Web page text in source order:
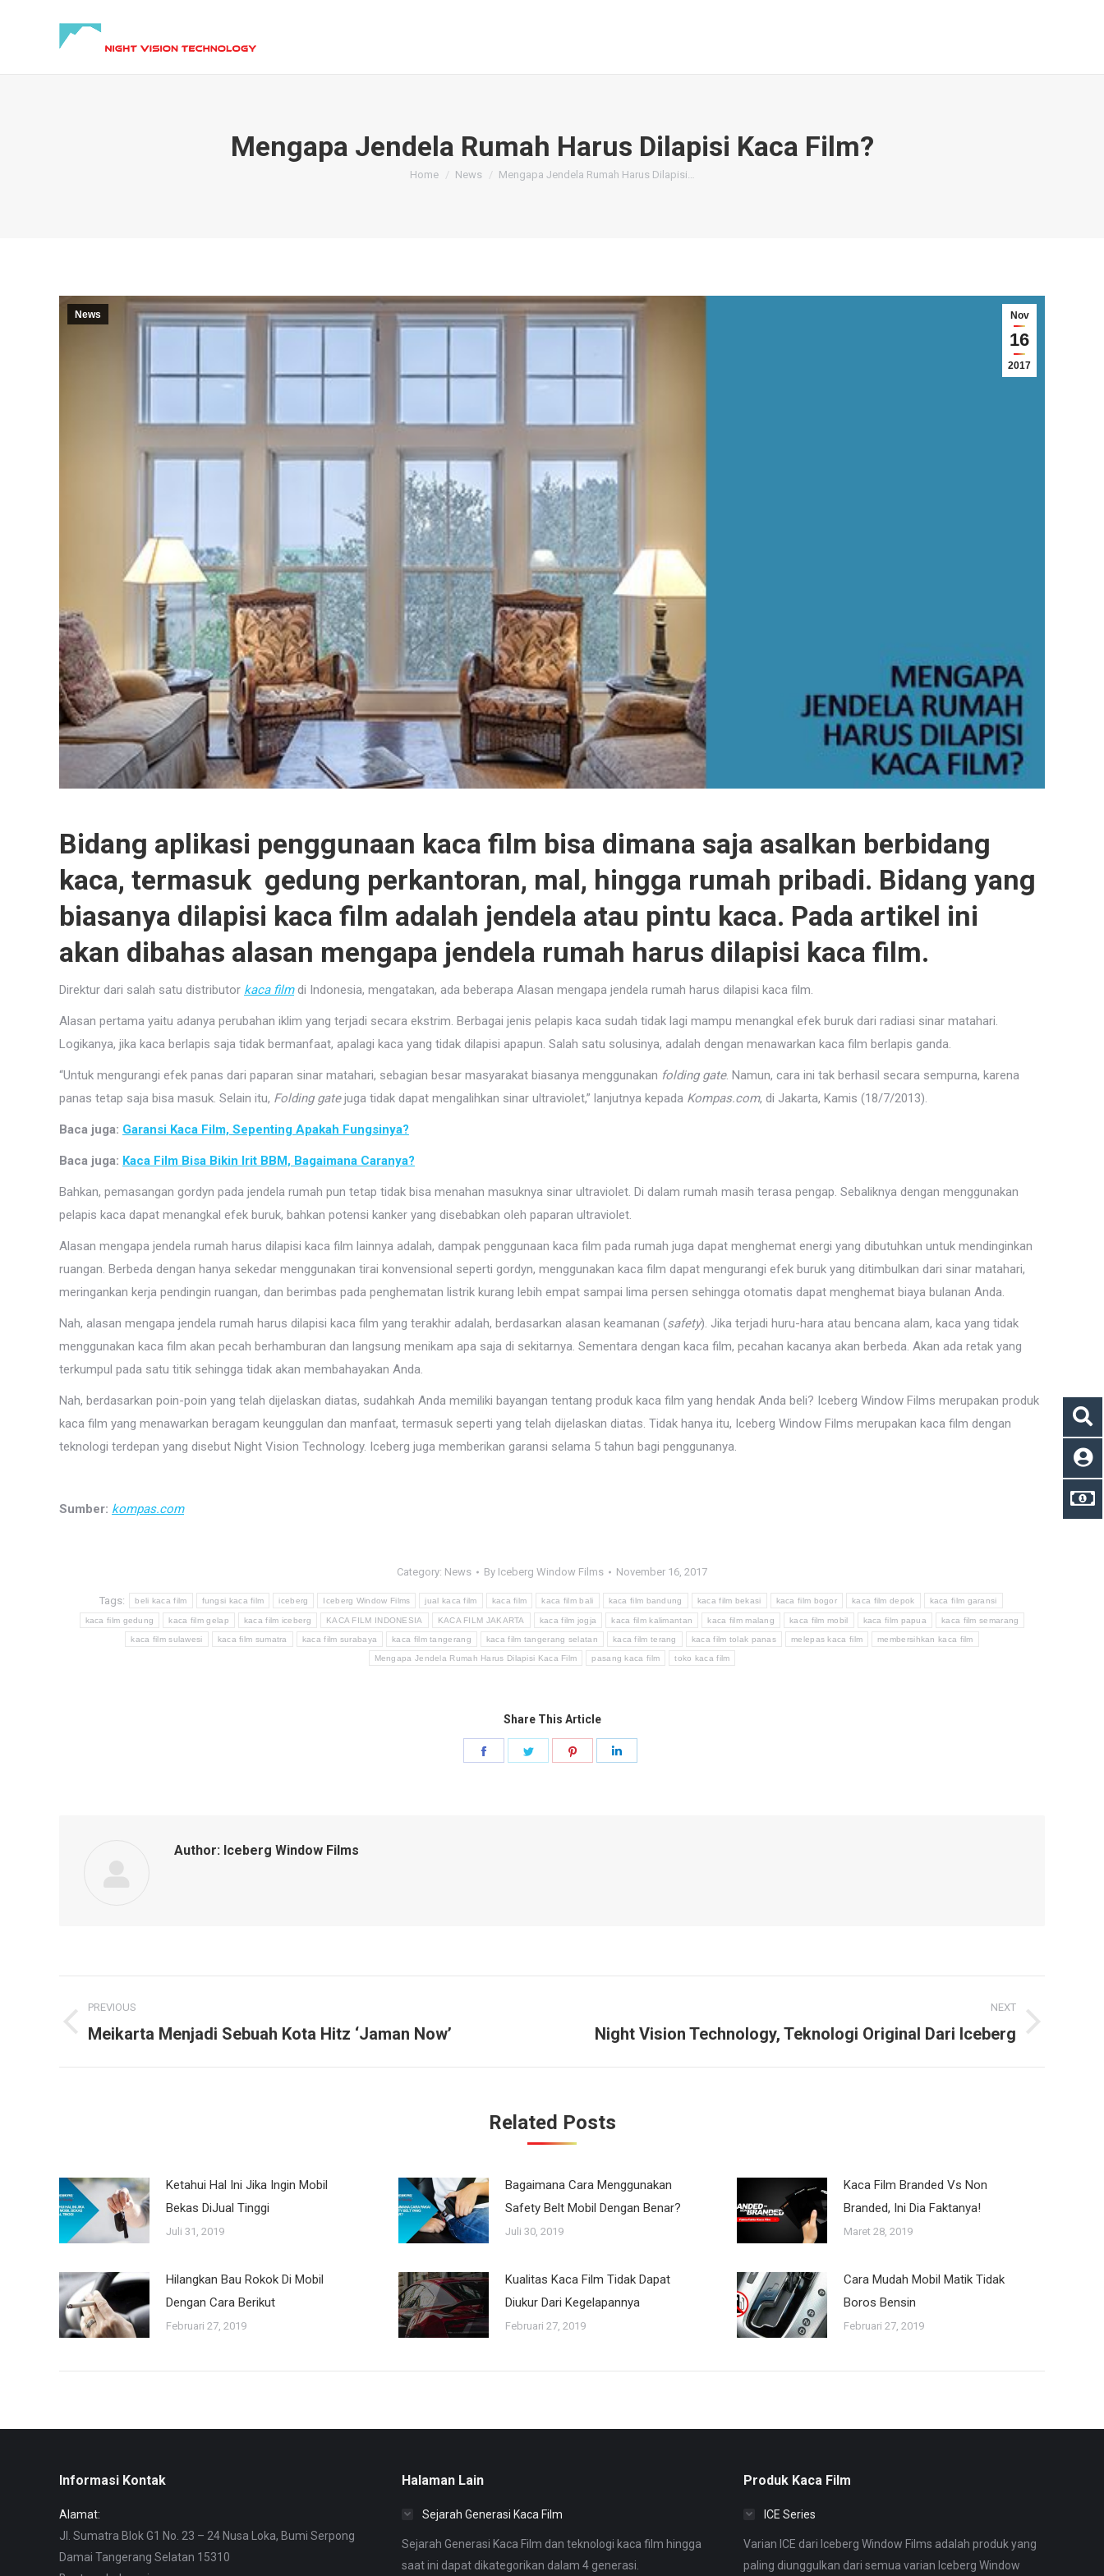
Mengapa Jendela Rumah Harus Dilapisi Kaca Film?
You are here:
Home News Mengapa Jendela Rumah Harus Dilapisi…
Nov
16
2017
News
Bidang aplikasi penggunaan kaca film bisa dimana saja asalkan berbidang
kaca, termasuk gedung perkantoran, mal, hingga rumah pribadi. Bidang yang
biasanya dilapisi kaca film adalah jendela atau pintu kaca. Pada artikel ini
akan dibahas alasan mengapa jendela rumah harus dilapisi kaca film.
Direktur dari salah satu distributor kaca filmdi Indonesia, mengatakan, ada beberapa Alasan mengapa jendela rumah harus dilapisi kaca film.
Alasan pertama yaitu adanya perubahan iklim yang terjadi secara ekstrim. Berbagai jenis pelapis kaca sudah tidak lagi mampu menangkal efek buruk dari radiasi sinar matahari.
Logikanya, jika kaca berlapis saja tidak bermanfaat, apalagi kaca yang tidak dilapisi apapun. Salah satu solusinya, adalah dengan menawarkan kaca film berlapis ganda.
“Untuk mengurangi efek panas dari paparan sinar matahari, sebagian besar masyarakat biasanya menggunakan folding gate. Namun, cara ini tak berhasil secara sempurna, karena
panas tetap saja bisa masuk. Selain itu, Folding gatejuga tidak dapat mengalihkan sinar ultraviolet,” lanjutnya kepada Kompas.com, di Jakarta, Kamis (18/7/2013).
Baca juga: Garansi Kaca Film, Sepenting Apakah Fungsinya?
Baca juga: Kaca Film Bisa Bikin Irit BBM, Bagaimana Caranya?
Bahkan, pemasangan gordyn pada jendela rumah pun tetap tidak bisa menahan masuknya sinar ultraviolet. Di dalam rumah masih terasa pengap. Sebaliknya dengan menggunakan
pelapis kaca dapat menangkal efek buruk, bahkan potensi kanker yang disebabkan oleh paparan ultraviolet.
Alasan mengapa jendela rumah harus dilapisi kaca film lainnya adalah, dampak penggunaan kaca film pada rumah juga dapat menghemat energi yang dibutuhkan untuk mendinginkan
ruangan. Berbeda dengan hanya sekedar menggunakan tirai konvensional seperti gordyn, menggunakan kaca film dapat mengurangi efek buruk yang ditimbulkan dari sinar matahari,
meringankan kerja pendingin ruangan, dan berimbas pada penghematan listrik kurang lebih empat sampai lima persen sehingga otomatis dapat menghemat biaya bulanan Anda.
Nah, alasan mengapa jendela rumah harus dilapisi kaca film yang terakhir adalah, berdasarkan alasan keamanan (safety). Jika terjadi huru-hara atau bencana alam, kaca yang tidak
menggunakan kaca film akan pecah berhamburan dan langsung menikam apa saja di sekitarnya. Sementara dengan kaca film, pecahan kacanya akan berbeda. Akan ada retak yang
terkumpul pada satu titik sehingga tidak akan membahayakan Anda.
Nah, berdasarkan poin-poin yang telah dijelaskan diatas, sudahkah Anda memiliki bayangan tentang produk kaca film yang hendak Anda beli? Iceberg Window Films merupakan produk
kaca film yang menawarkan beragam keunggulan dan manfaat, termasuk seperti yang telah dijelaskan diatas. Tidak hanya itu, Iceberg Window Films merupakan kaca film dengan
teknologi terdepan yang disebut Night Vision Technology. Iceberg juga memberikan garansi selama 5 tahun bagi penggunanya.
Sumber: kompas.com
Category: News By Iceberg Window Films November 16, 2017
Tags: beli kaca film fungsi kaca film iceberg Iceberg Window Films jual kaca film kaca film kaca film bali kaca film bandung kaca film bekasi kaca film bogor kaca film depok kaca film garansi
kaca film gedung kaca film gelap kaca film iceberg KACA FILM INDONESIA KACA FILM JAKARTA kaca film jogja kaca film kalimantan kaca film malang kaca film mobil kaca film papua kaca film semarang
kaca film sulawesi kaca film sumatra kaca film surabaya kaca film tangerang kaca film tangerang selatan kaca film terang kaca film tolak panas melepas kaca film membersihkan kaca film
Mengapa Jendela Rumah Harus Dilapisi Kaca Film pasang kaca film toko kaca film
Share This Article
Share
Author: Iceberg Window Films
navigation
PREVIOUS
Previous
Meikarta Menjadi Sebuah Kota Hitz ‘Jaman Now’
NEXT
NextNight Vision Technology, Teknologi Original Dari Iceberg
Related Posts
Ketahui Hal Ini Jika Ingin Mobil
Bekas DiJual Tinggi
Juli 31, 2019
Bagaimana Cara Menggunakan
Safety Belt Mobil Dengan Benar?
Juli 30, 2019
Kaca Film Branded Vs Non
Branded, Ini Dia Faktanya!
Maret 28, 2019
Hilangkan Bau Rokok Di Mobil
Dengan Cara Berikut
Februari 27, 2019
Kualitas Kaca Film Tidak Dapat
Diukur Dari Kegelapannya
Februari 27, 2019
Cara Mudah Mobil Matik Tidak
Boros Bensin
Februari 27, 2019
Informasi Kontak
Alamat:
Jl. Sumatra Blok G1 No. 23 – 24 Nusa Loka, Bumi Serpong
Damai Tangerang Selatan 15310
Halaman Lain
Sejarah Generasi Kaca Film
Sejarah Generasi Kaca Film dan teknologi kaca film hingga
saat ini dapat dikategorikan dalam 4 generasi.
Produk Kaca Film
ICE Series
Varian ICE dari Iceberg Window Films adalah produk yang
paling diunggulkan dari semua varian Iceberg Window